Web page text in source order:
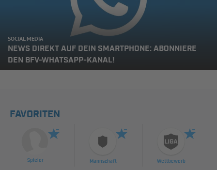
SOCIAL MEDIA
NEWS DIREKT AUF DEIN SMARTPHONE: ABONNIERE
DEN BFV-WHATSAPP-KANAL!
FAVORITEN
Spieler Mannschaft Wettbewerb